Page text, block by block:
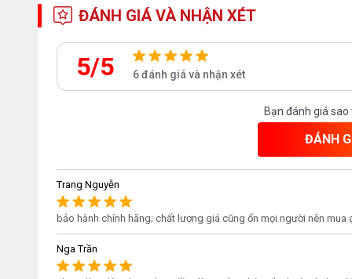
Đừng lãng phí quá nhiều thời gian vào việc bếp núc
Với tính năng nấu nhanh PowerBooster, nhiệt năng
nhanh hơn. Nước có thể được đun sôi trong vòng chưa
hoặc nấu ngắn hơn đồng nghĩa với việc các chất dinh
có một bữa ăn nhanh chóng và lành mạnh!
ĐÁNH GIÁ VÀ NHẬN XÉT
5/5 6 đánh giá và nhận xét
Bạn đánh giá sao
ĐÁNH
Trang Nguyễn
bảo hành chính hãng; chất lượng giá cũng ổn mọi người nên mua
Nga Trần